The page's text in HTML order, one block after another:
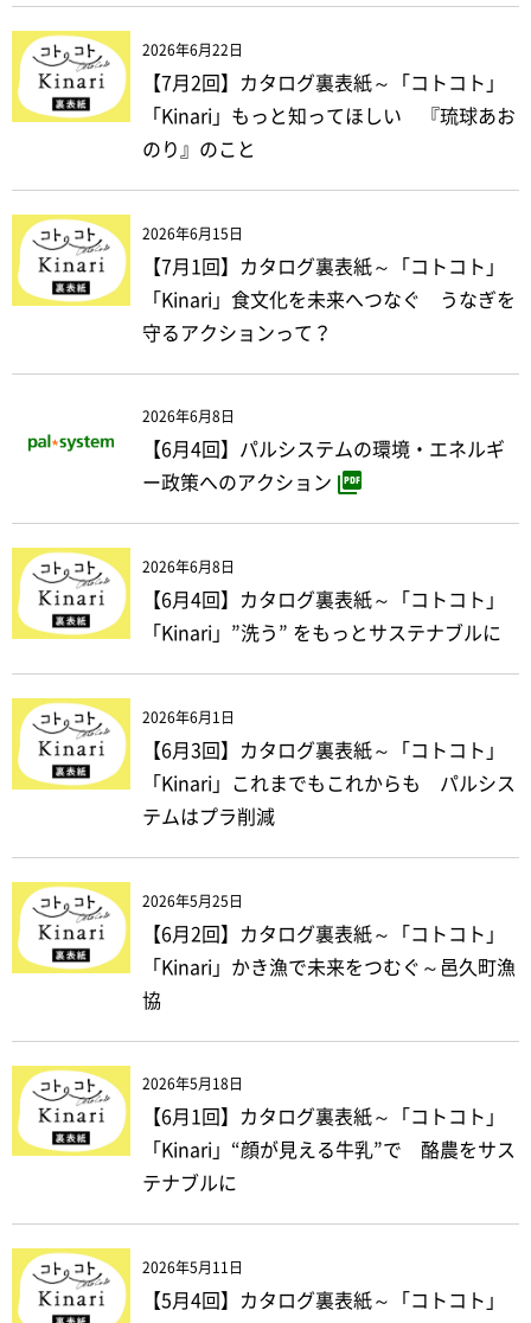
2026年6月22日
【7月2回】カタログ裏表紙～「コトコト」
「Kinari」もっと知ってほしい 『琉球あお
のり』のこと
2026年6月15日
【7月1回】カタログ裏表紙～「コトコト」
「Kinari」食文化を未来へつなぐ うなぎを
守るアクションって？
2026年6月8日
【6月4回】パルシステムの環境・エネルギ
ー政策へのアクション
2026年6月8日
【6月4回】カタログ裏表紙～「コトコト」
「Kinari」”洗う” をもっとサステナブルに
2026年6月1日
【6月3回】カタログ裏表紙～「コトコト」
「Kinari」これまでもこれからも パルシス
テムはプラ削減
2026年5月25日
【6月2回】カタログ裏表紙～「コトコト」
「Kinari」かき漁で未来をつむぐ～邑久町漁
協
2026年5月18日
【6月1回】カタログ裏表紙～「コトコト」
「Kinari」“顔が見える牛乳”で 酪農をサス
テナブルに
2026年5月11日
【5月4回】カタログ裏表紙～「コトコト」